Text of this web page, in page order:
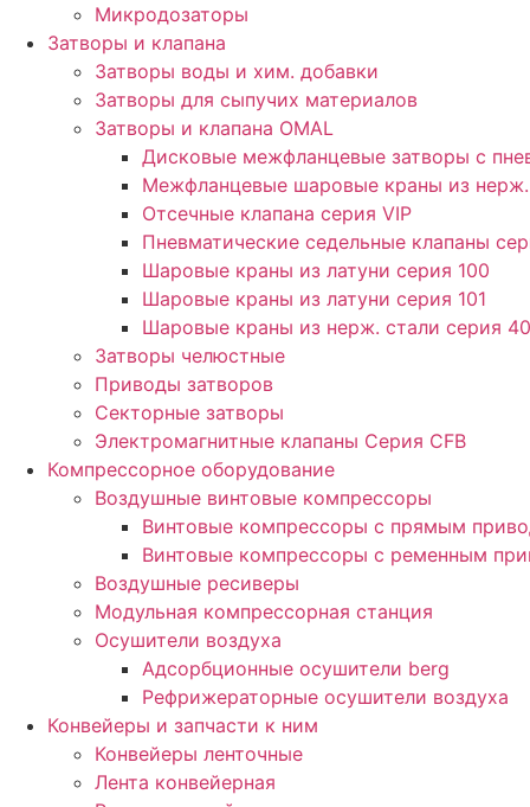
Микродозаторы
Затворы и клапана
Затворы воды и хим. добавки
Затворы для сыпучих материалов
Затворы и клапана OMAL
Дисковые межфланцевые затворы c
Межфланцевые шаровые краны из
Отсечные клапана серия VIP
Пневматические седельные клапаны
Шаровые краны из латуни серия 100
Шаровые краны из латуни серия 101
Шаровые краны из нерж. стали серия
Затворы челюстные
Приводы затворов
Секторные затворы
Электромагнитные клапаны Серия CFB
Компрессорное оборудование
Воздушные винтовые компрессоры
Винтовые компрессоры с прямым
Винтовые компрессоры с ременным
Воздушные ресиверы
Модульная компрессорная станция
Осушители воздуха
Адсорбционные осушители berg
Рефрижераторные осушители воздуха
Конвейеры и запчасти к ним
Конвейеры ленточные
Лента конвейерная